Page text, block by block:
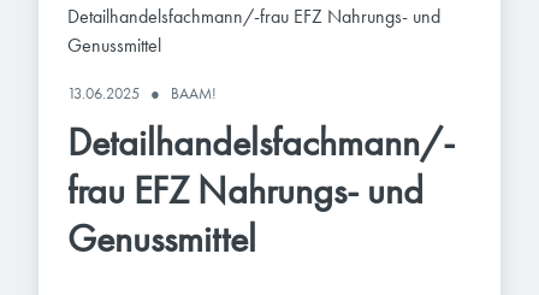
Detailhandelsfachmann/-frau EFZ Nahrungs- und
Genussmittel
13.06.2025 ● BAAM!
Detailhandelsfachmann/-
frau EFZ Nahrungs- und
Genussmittel